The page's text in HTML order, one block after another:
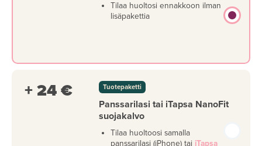
Tilaa huoltosi ennakkoon ilman
lisäpakettia
+ 24 € Tuotepaketti
Panssarilasi tai iTapsa NanoFit
suojakalvo
Tilaa huoltoosi samalla
panssarilasi (iPhone) tai iTapsa